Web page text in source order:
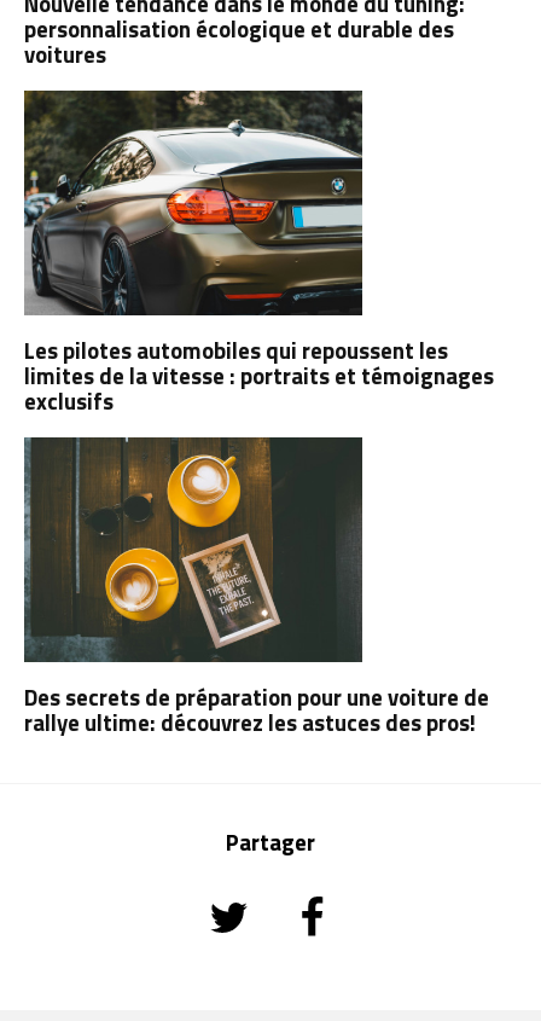
personnalisation écologique et durable des
voitures
Les pilotes automobiles qui repoussent les
limites de la vitesse : portraits et témoignages
exclusifs
Des secrets de préparation pour une voiture de
rallye ultime: découvrez les astuces des pros!
Partager